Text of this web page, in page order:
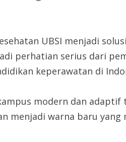
UBSI menjadi
perhatian serius dari
keperawatan di
modern dan
menjadi warna baru